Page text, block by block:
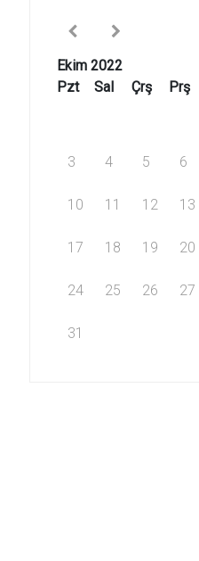
Ekim 2022
Pzt
Sal Çrş Prş
3 4 5 6
10 11 12 13
17 18 19 20
24 25 26 27
31